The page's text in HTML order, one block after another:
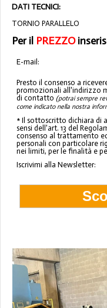
DATI TECNICI:
TORNIO PARALLELO
Per il PREZZO
E-mail:
Presto il consenso a
promozionali all'indirizzo
di contatto (potrai sempre
come indicato nella nostra
* Il sottoscritto dichiara di
sensi dell'art. 13 del
consenso al trattamento
personali con particolare
nei limiti, per le finalità e
Iscrivimi alla Newsletter: